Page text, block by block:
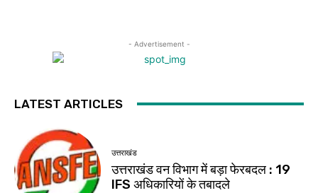
- Advertisement -
LATEST ARTICLES
उत्तराखंड
उत्तराखंड वन विभाग में बड़ा फेरबदल : 19
IFS अधिकारियों के तबादले